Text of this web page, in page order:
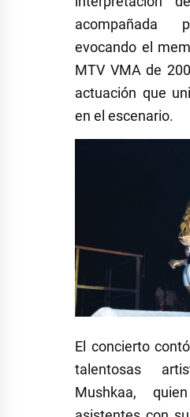
acompañada
evocando el
MTV VMA de
actuación que
en el escenario.
El concierto
talentosas
Mushkaa,